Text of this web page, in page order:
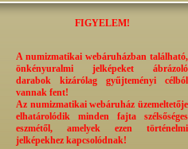
FIGYELEM!
A numizmatikai webáruházban található,
önkényuralmi jelképeket ábrázoló
darabok kizárólag gyűjteményi célból
vannak fent!
Az numizmatikai webáruház üzemeltetője
elhatárolódik minden fajta szélsőséges
eszmétől, amelyek ezen történelmi
jelképekhez kapcsolódnak!